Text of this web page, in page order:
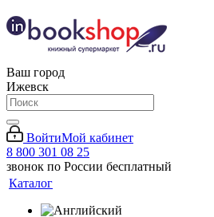
Ваш город
Ижевск
ВойтиМой кабинет
8 800 301 08 25
звонок по России бесплатный
Каталог